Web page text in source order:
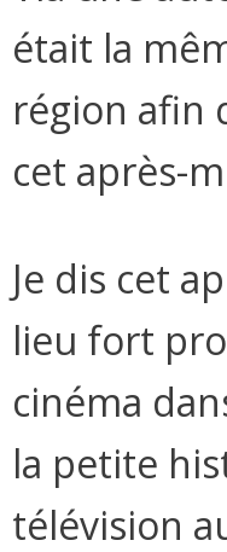
était la
région afin
cet après-
Je dis cet
lieu fort
cinéma
la petite
télévision